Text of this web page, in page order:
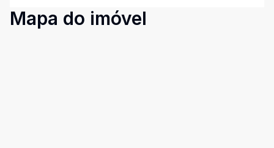
Mapa do imóvel